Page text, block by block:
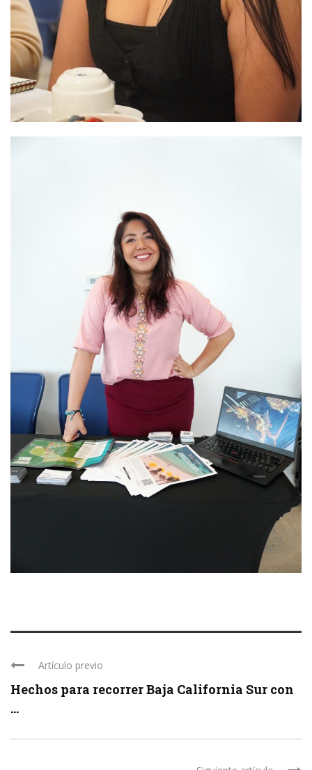
Artículo previo
Hechos para recorrer Baja California Sur con
...